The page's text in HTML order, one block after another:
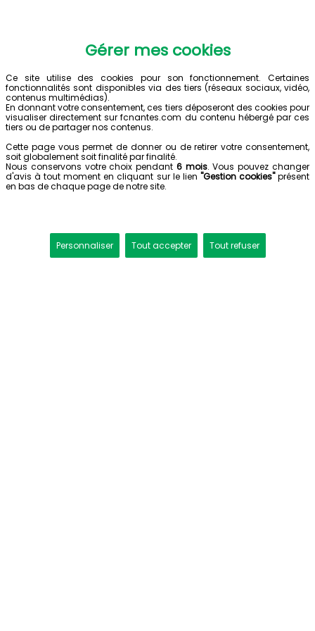
Gérer mes cookies
Ce site utilise des cookies pour son fonctionnement. Certaines
fonctionnalités sont disponibles via des tiers (réseaux sociaux, vidéo,
contenus multimédias).
En donnant votre consentement, ces tiers déposeront des cookies pour
visualiser directement sur fcnantes.com du contenu hébergé par ces
tiers ou de partager nos contenus.
Cette page vous permet de donner ou de retirer votre consentement,
soit globalement soit finalité par finalité.
Nous conservons votre choix pendant 6 mois. Vous pouvez changer
d'avis à tout moment en cliquant sur le lien "Gestion cookies"présent
en bas de chaque page de notre site.
Personnaliser Tout accepter Tout refuser